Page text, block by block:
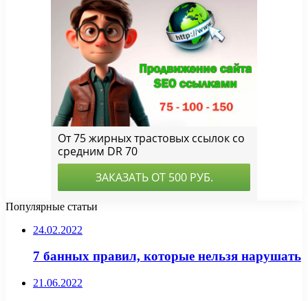
Популярные статьи
24.02.2022
7 банных правил, которые нельзя нарушать
21.06.2022